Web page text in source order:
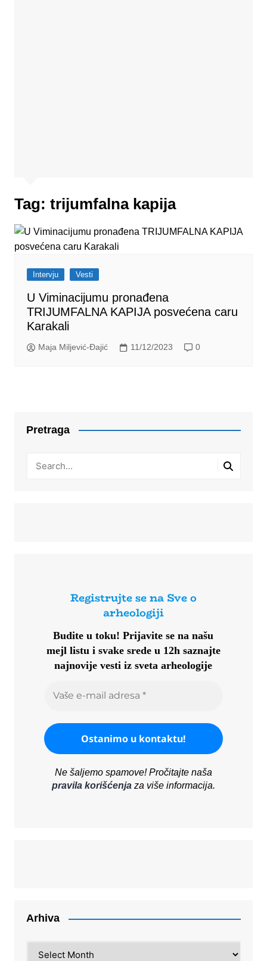
Tag: trijumfalna kapija
Intervju Vesti
U Viminacijumu pronađena
TRIJUMFALNA KAPIJA posvećena caru
Karakali
Maja Miljević-Đajić 11/12/2023 0
Pretraga
Registrujte se na Sve o
arheologiji
Budite u toku!Prijavite se na našu
mejl listu i svake srede u 12h saznajte
najnovije vesti iz sveta arheologije
Ne šaljemo spamove! Pročitajte naša
pravila korišćenjaza više informacija.
Arhiva